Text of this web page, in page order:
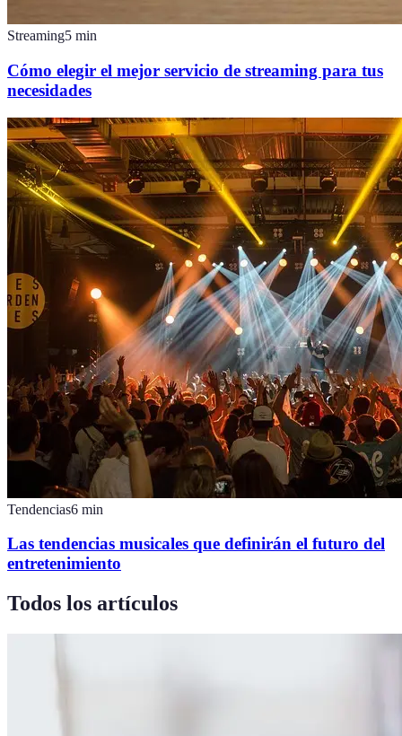
Streaming5 min
Cómo elegir el mejor servicio de streaming para tus
necesidades
Tendencias6 min
Las tendencias musicales que definirán el futuro del
entretenimiento
Todos los artículos